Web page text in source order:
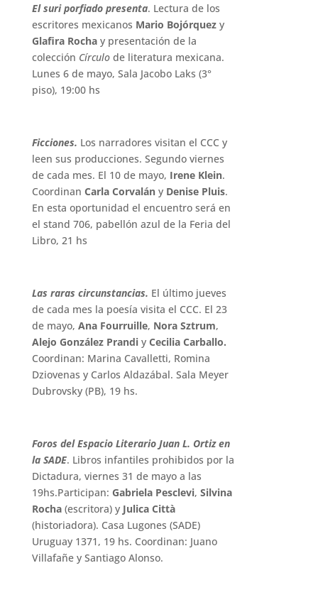
El suri porfiado presenta. Lectura de los
escritores mexicanos Mario Bojórquezy
Glafira Rochay presentación de la
colección Círculode literatura mexicana.
Lunes 6 de mayo, Sala Jacobo Laks (3°
piso), 19:00 hs
Ficciones. Los narradores visitan el CCC y
leen sus producciones. Segundo viernes
de cada mes. El 10 de mayo, Irene Klein.
Coordinan Carla Corvalány Denise Pluis.
En esta oportunidad el encuentro será en
el stand 706, pabellón azul de la Feria del
Libro, 21 hs
Las raras circunstancias. El último jueves
de cada mes la poesía visita el CCC. El 23
de mayo, Ana Fourruille, Nora Sztrum,
Alejo González Prandiy Cecilia Carballo.
Coordinan: Marina Cavalletti, Romina
Dziovenas y Carlos Aldazábal. Sala Meyer
Dubrovsky (PB), 19 hs.
Foros del Espacio Literario Juan L. Ortiz en
la SADE. Libros infantiles prohibidos por la
Dictadura, viernes 31 de mayo a las
19hs.Participan: Gabriela Pesclevi, Silvina
Rocha(escritora) y Julica Città
(historiadora). Casa Lugones (SADE)
Uruguay 1371, 19 hs. Coordinan: Juano
Villafañe y Santiago Alonso.